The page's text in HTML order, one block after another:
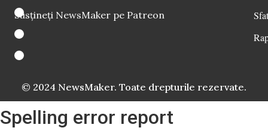
Susțineți NewsMaker pe Patreon
© 2024 NewsMaker. Toate drepturile rezervate.
Spelling error report